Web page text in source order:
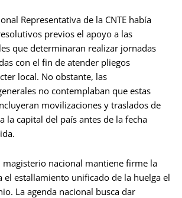
Representativa de la CNTE había
previos el apoyo a las
que determinaran realizar jornadas
con el fin de atender pliegos
local. No obstante, las
no contemplaban que estas
movilizaciones y traslados de
la capital del país antes de la fecha
magisterio nacional mantiene firme la
el estallamiento unificado de la huelga el
La agenda nacional busca dar